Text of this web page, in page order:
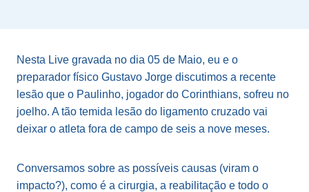
Nesta Live gravada no dia 05 de Maio, eu e o
preparador físico Gustavo Jorge discutimos a recente
lesão que o Paulinho, jogador do Corinthians, sofreu no
joelho. A tão temida lesão do ligamento cruzado vai
deixar o atleta fora de campo de seis a nove meses.
Conversamos sobre as possíveis causas (viram o
impacto?), como é a cirurgia, a reabilitação e todo o